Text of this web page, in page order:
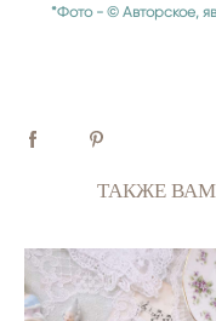
*Фото - © Авторское,
ТАКЖЕ